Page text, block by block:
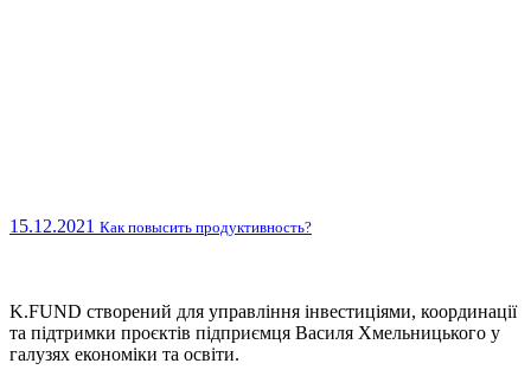
15.12.2021 Как повысить продуктивность?
K.FUND створений для управління інвестиціями, координації
та підтримки проєктів підприємця Василя Хмельницького у
галузях економіки та освіти.